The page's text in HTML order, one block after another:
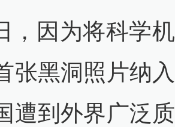
，因为将科学机
张黑洞照片纳入
遭到外界广泛质